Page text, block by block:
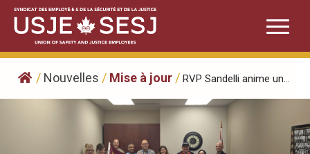
Skip
content
/ Nouvelles / Mise à jour / RVP Sandelli anime un...